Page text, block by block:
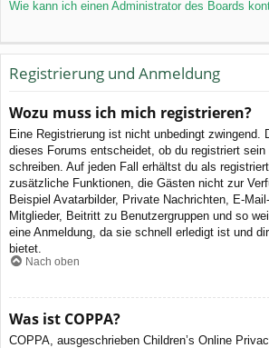
Wie kann ich einen Administrator des Boards
Registrierung und Anmeldung
Wozu muss ich mich registrieren?
Eine Registrierung ist nicht unbedingt zwingend.
dieses Forums entscheidet, ob du registriert
schreiben. Auf jeden Fall erhältst du als
zusätzliche Funktionen, die Gästen nicht zur
Beispiel Avatarbilder, Private Nachrichten, E-
Mitglieder, Beitritt zu Benutzergruppen und so
eine Anmeldung, da sie schnell erledigt ist und
bietet.
Nach oben
Was ist COPPA?
COPPA, ausgeschrieben Children’s Online